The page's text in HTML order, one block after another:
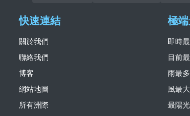
快速連結
關於我們
聯絡我們
博客
網站地圖
所有洲際
極
即時
目前
雨最
風最
最陽